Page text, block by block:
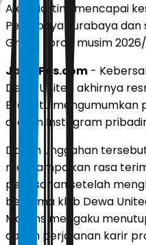
Alex Martins mencapai
Persebaya Surabaya
Green Force musim
JawaPos.com -
Dewa United akhirnya
Brasil itu mengumumkan
di akun Instagram
Dalam unggahan
menyampaikan rasa
perpisahan setelah
bersama klub Dewa
Martins mengaku
dalam perjalanan karir